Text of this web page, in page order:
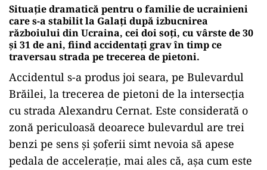
Situație dramatică pentru o familie de ucrainieni
care s-a stabilit la Galați după izbucnirea
războiului din Ucraina, cei doi soți, cu vârste de 30
și 31 de ani, fiind accidentați grav în timp ce
traversau strada pe trecerea de pietoni.
Accidentul s-a produs joi seara, pe Bulevardul
Brăilei, la trecerea de pietoni de la intersecția
cu strada Alexandru Cernat. Este considerată o
zonă periculoasă deoarece bulevardul are trei
benzi pe sens și șoferii simt nevoia să apese
pedala de accelerație, mai ales că, așa cum este